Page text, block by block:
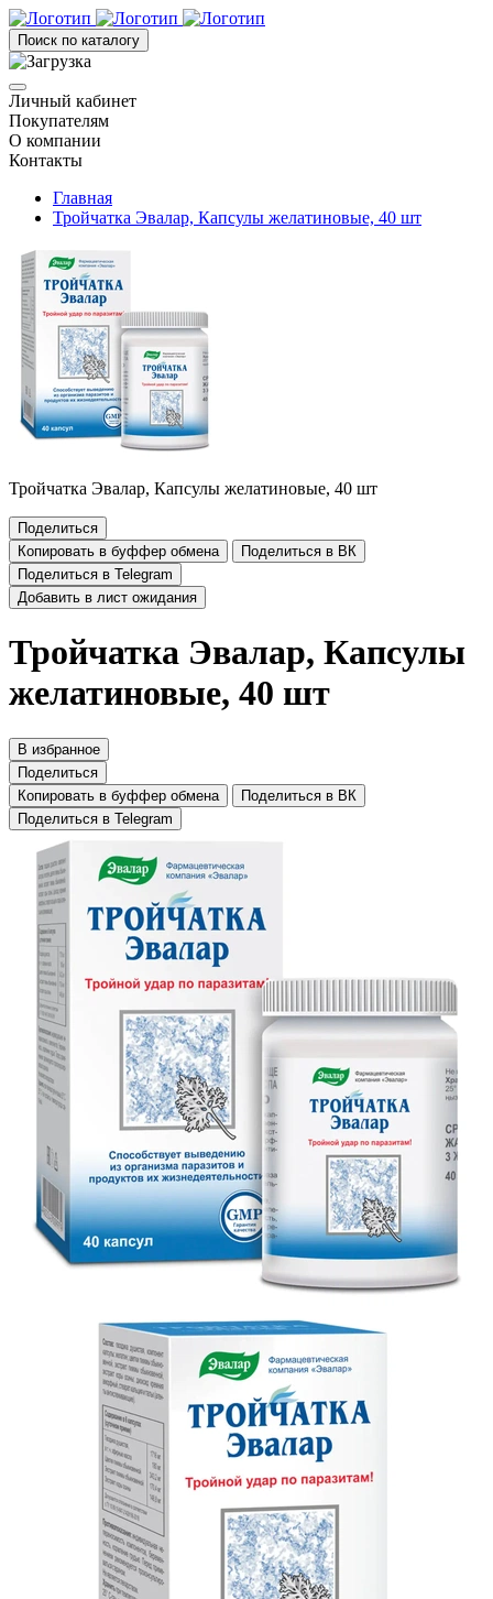
Поиск по каталогу
Личный кабинет
Покупателям
О компании
Контакты
Главная
Тройчатка Эвалар, Капсулы желатиновые, 40 шт
Тройчатка Эвалар, Капсулы желатиновые, 40 шт
Поделиться
Копировать в буффер обмена
Поделиться в ВК
Поделиться в Telegram
Добавить в лист ожидания
Тройчатка Эвалар, Капсулы
желатиновые, 40 шт
В избранное
Поделиться
Копировать в буффер обмена
Поделиться в ВК
Поделиться в Telegram